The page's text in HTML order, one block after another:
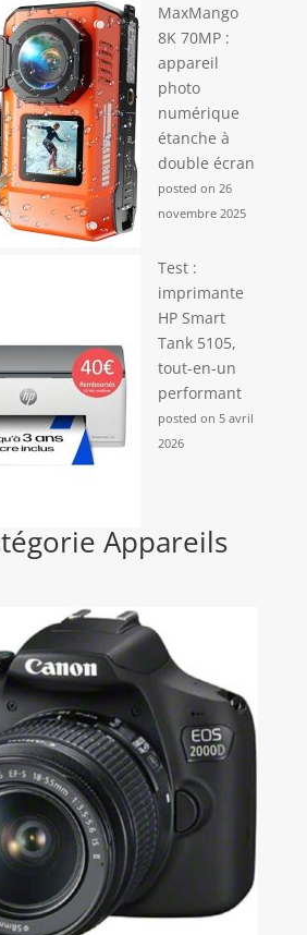
MaxMango
8K 70MP :
appareil
photo
numérique
étanche à
double écran
posted on 26
novembre 2025
Test :
imprimante
HP Smart
Tank 5105,
tout-en-un
performant
posted on 5 avril
2026
Appareils